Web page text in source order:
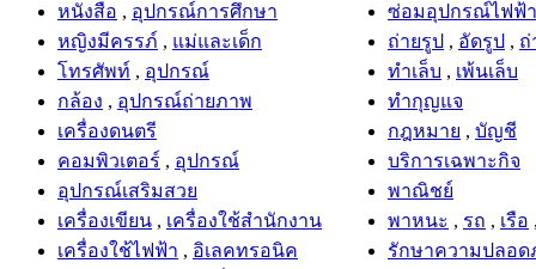
หนังสือ , อุปกรณ์การศึกษา
หญิงมีครรภ์ , แม่และเด็ก
โทรศัพท์ , อุปกรณ์
กล้อง , อุปกรณ์ถ่ายภาพ
เครื่องดนตรี
คอมพิวเตอร์ , อุปกรณ์
อุปกรณ์เสริมสวย
เครื่องเขียน , เครื่องใช้สำนักงาน
เครื่องใช้ไฟฟ้า , อิเลคทรอนิค
ซ่อมอุปกรณ์ไฟฟ้
ถ่ายรูป , อัดรูป , ถ่
ทำเล็บ , เพ้นเล็บ
ทำกุญแจ
กฎหมาย , บัญชี
บริการเฉพาะกิจ
พาณิชย์
พาหนะ , รถ , เรือ
รักษาความปลอด